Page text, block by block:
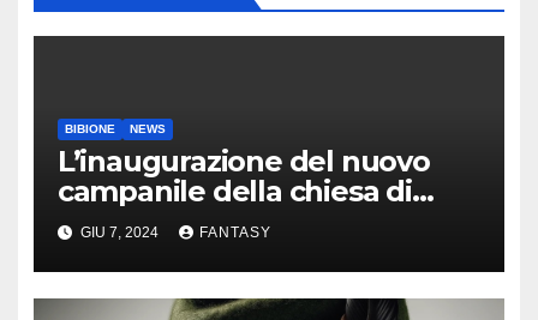
BIBIONE NEWS
L’inaugurazione del nuovo
campanile della chiesa di
Santa Maria Assunta di
Bibione
GIU 7, 2024 FANTASY